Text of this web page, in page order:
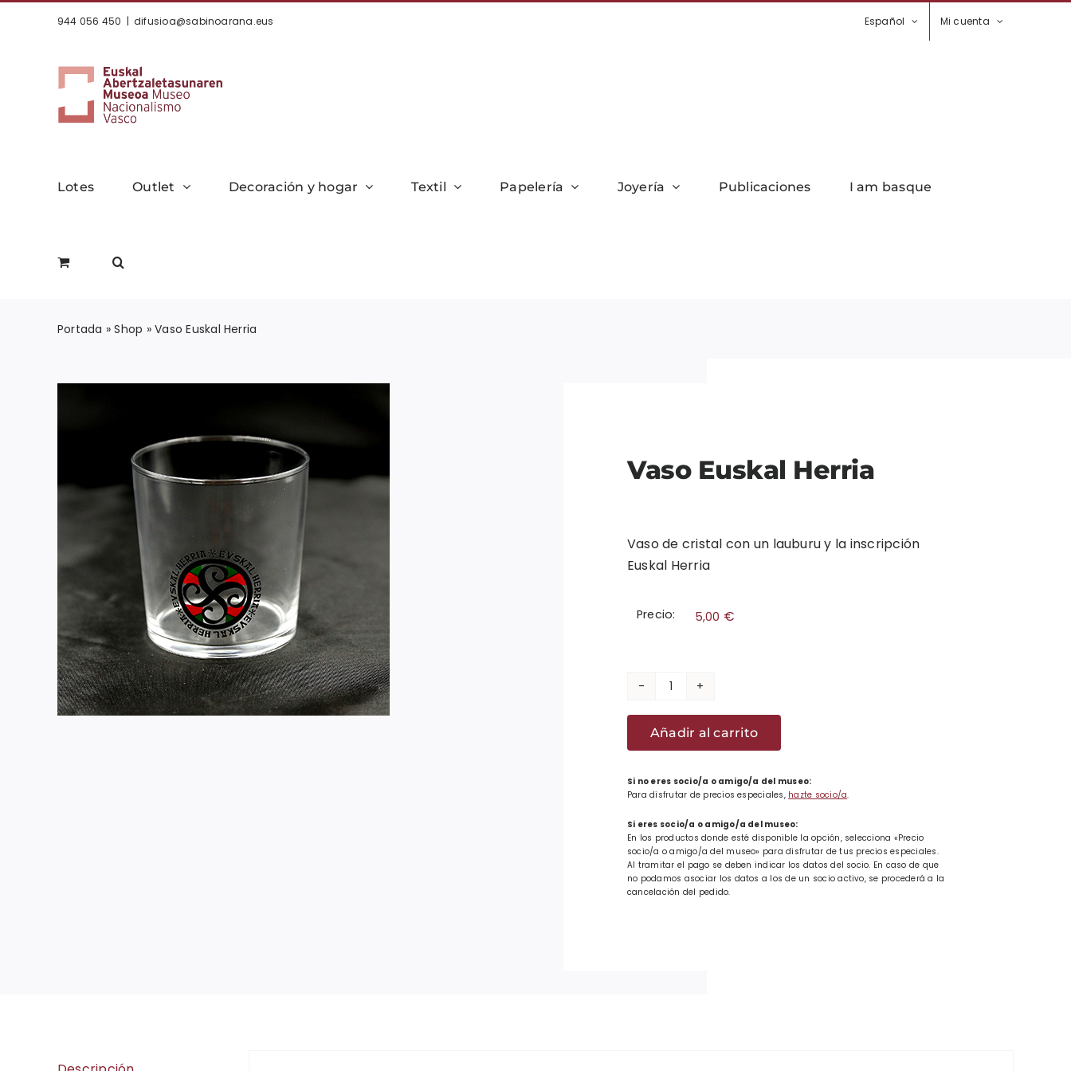
944 056 450 | difusioa@sabinoarana.eus Español Mi cuenta
Lotes Outlet Decoración y hogar Textil Papelería Joyería Publicaciones I am basque
Portada »Shop »Vaso Euskal Herria
Vaso Euskal Herria
Vaso de cristal con un lauburu y la inscripción
Euskal Herria
Precio: 5,00 €
Vaso
Euskal
Herria
Añadir al carrito
Si no eres socio/a o amigo/a del museo:
Para disfrutar de precios especiales, hazte socio/a.
Si eres socio/a o amigo/a del museo:
En los productos donde esté disponible la opción, selecciona «Precio
socio/a o amigo/a del museo» para disfrutar de tus precios especiales.
Al tramitar el pago se deben indicar los datos del socio. En caso de que
no podamos asociar los datos a los de un socio activo, se procederá a la
cancelación del pedido.